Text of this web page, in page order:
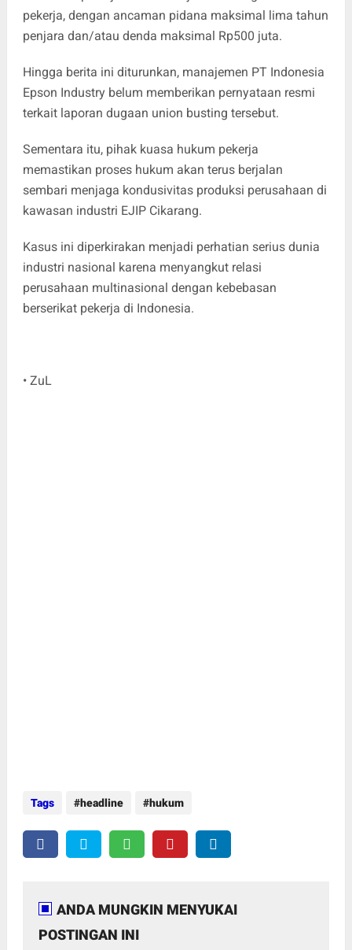
pekerja, dengan ancaman pidana maksimal lima tahun
penjara dan/atau denda maksimal Rp500 juta.
Hingga berita ini diturunkan, manajemen PT Indonesia
Epson Industry belum memberikan pernyataan resmi
terkait laporan dugaan union busting tersebut.
Sementara itu, pihak kuasa hukum pekerja
memastikan proses hukum akan terus berjalan
sembari menjaga kondusivitas produksi perusahaan di
kawasan industri EJIP Cikarang.
Kasus ini diperkirakan menjadi perhatian serius dunia
industri nasional karena menyangkut relasi
perusahaan multinasional dengan kebebasan
berserikat pekerja di Indonesia.
• ZuL
Tags headline hukum
ANDA MUNGKIN MENYUKAI
POSTINGAN INI